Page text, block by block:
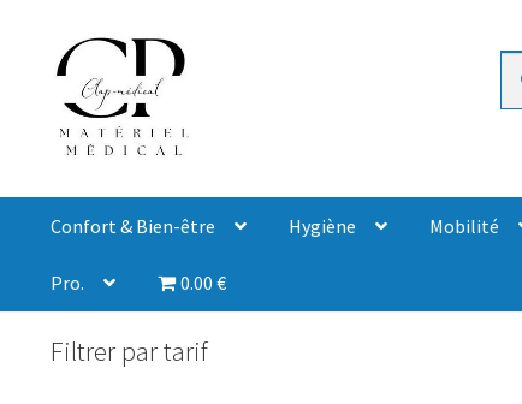
Confort & Bien-être Hygiène Mobilité
Pro. 0.00 €
Filtrer par tarif